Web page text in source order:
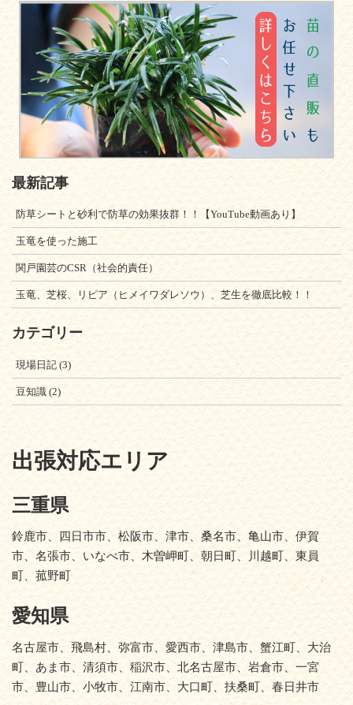
最新記事
防草シートと砂利で防草の効果抜群！！【YouTube動画あり】
玉竜を使った施工
関戸園芸のCSR（社会的責任）
玉竜、芝桜、リピア（ヒメイワダレソウ）、芝生を徹底比較！！
カテゴリー
現場日記 (3)
豆知識 (2)
出張対応エリア
三重県
鈴鹿市、四日市市、松阪市、津市、桑名市、亀山市、伊賀
市、名張市、いなべ市、木曽岬町、朝日町、川越町、東員
町、菰野町
愛知県
名古屋市、飛島村、弥富市、愛西市、津島市、蟹江町、大治
町、あま市、清須市、稲沢市、北名古屋市、岩倉市、一宮
市、豊山市、小牧市、江南市、大口町、扶桑町、春日井市